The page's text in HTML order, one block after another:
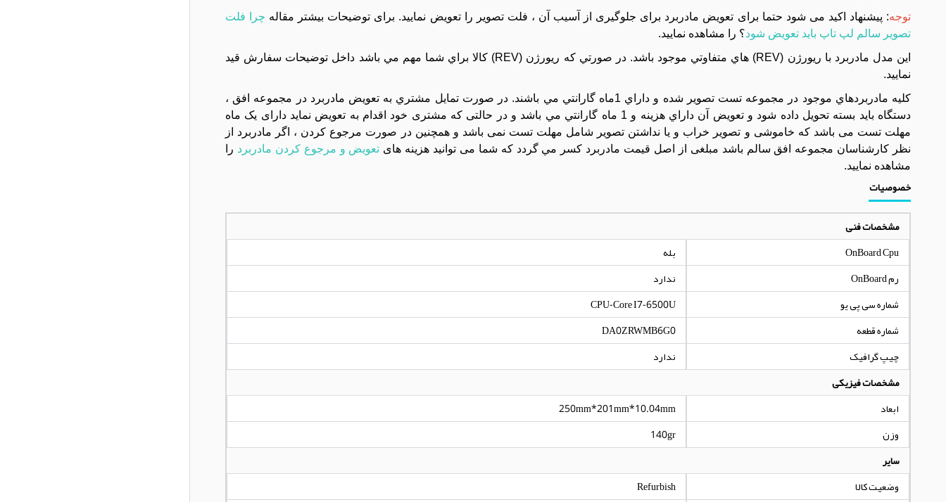
توجه: پیشنهاد اکید می شود حتما برای تعویض مادربرد برای جلوگیری از آسیب آن ، فلت تصویر را تعویض نمایید. برای توضیحات بیشتر مقاله چرا فلت
تصویر سالم لپ تاپ باید تعویض شود؟ را مشاهده نمایید.
اين مدل مادربرد با ريورژن (REV) هاي متفاوتي موجود باشد. در صورتي که ريورژن (REV) کالا براي شما مهم مي باشد داخل توضيحات سفارش قيد
نماييد.
کليه مادربردهاي موجود در مجموعه تست تصوير شده و داراي 1ماه گارانتي مي باشند. در صورت تمايل مشتري به تعويض مادربرد در مجموعه افق ،
دستگاه بايد بسته تحويل داده شود و تعويض آن داراي هزينه و 1 ماه گارانتي مي باشد و در حالتی که مشتری خود اقدام به تعویض نماید دارای یک ماه
مهلت تست می باشد که خاموشی و تصویر خراب و یا نداشتن تصویر شامل مهلت تست نمی باشد و همچنین در صورت مرجوع کردن ، اگر مادربرد از
نظر کارشناسان مجموعه افق سالم باشد مبلغی از اصل قیمت مادربرد کسر مي گردد که شما می توانید هزینه های تعویض و مرجوع کردن مادربرد را
مشاهده نمایید.
خصوصیات
مشخصات فنی
OnBoard Cpu
بله
رم OnBoard
ندارد
شماره سی پی یو
CPU-Core I7-6500U
شماره قطعه
DA0ZRWMB6G0
چیپ گرافیک
ندارد
مشخصات فیزیکی
ابعاد
250mm*201mm*10.04mm
وزن
140gr
سایر
وضعیت کالا
Refurbish